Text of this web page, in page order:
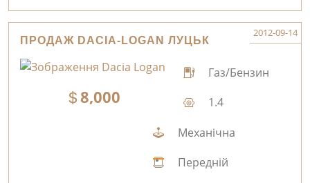
ПРОДАЖ DACIA-LOGAN ЛУЦЬК
2012-09-14
8,000
Газ/Бензин
1.4
Механічна
Передній